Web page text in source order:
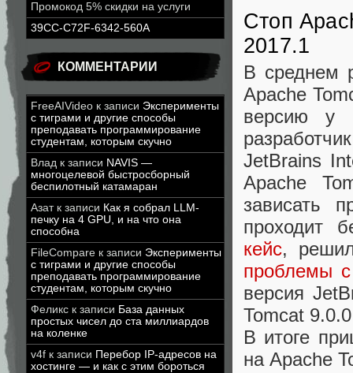
Промокод 5% скидки на услуги
39CC-C72F-6342-560A
КОММЕНТАРИИ
FreeAIVideo к записи Эксперименты
с тиграми и другие способы
преподавать программирование
студентам, которым скучно
Влад к записи NAVIS —
многоцелевой быстросборный
беспилотный катамаран
Азатк записи Как я собрал LLM-
печку на 4 GPU, и на что она
способна
FileCompare к записи Эксперименты
с тиграми и другие способы
преподавать программирование
студентам, которым скучно
Феликс к записи База данных
простых чисел до ста миллиардов
на коленке
v4f к записи Перебор IP-адресов на
хостинге — и как с этим бороться
Стоп
2017.1
В среднем
Apache
версию у
JetBrains
Apache
зависать
проходит
кейс,
проблемы
версия
Tomcat
В итоге
на Apache